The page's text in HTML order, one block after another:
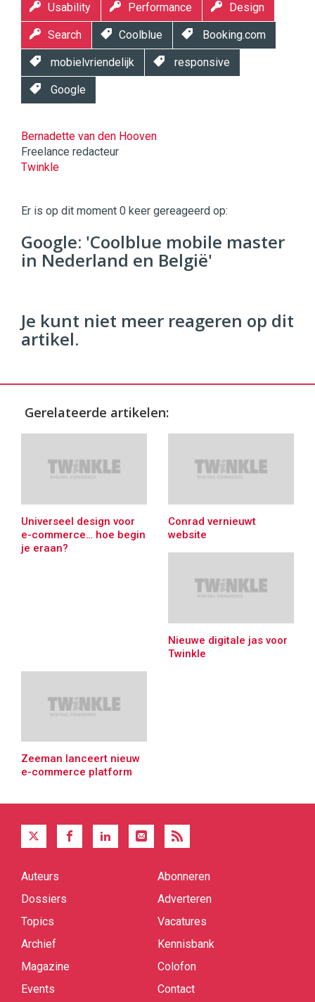
Usability Performance Design
Search Coolblue Booking.com
mobielvriendelijk responsive
Google
Bernadette van den Hooven
Freelance redacteur
Twinkle
|
Digital
Commercehttps://twinklemagazine.nl
96 54
Er is op dit moment 0 keer gereageerd op:
Google: 'Coolblue mobile master
in Nederland en België'
Je kunt niet meer reageren op dit
artikel.
Gerelateerde artikelen:
Universeel design voor
e-commerce… hoe begin
je eraan?
Conrad vernieuwt
website
Nieuwe digitale jas voor
Twinkle
Zeeman lanceert nieuw
e-commerce platform
Quick
Auteurs
Dossiers
Topics
Archief
Magazine
Events
Abonneren
Adverteren
Vacatures
Kennisbank
Colofon
Contact